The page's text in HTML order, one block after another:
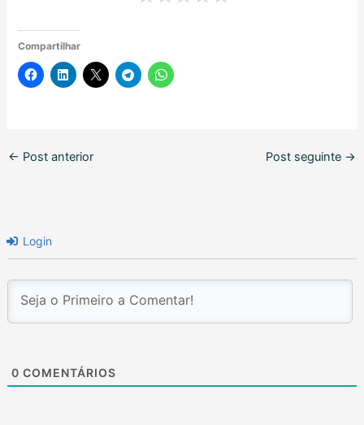
Compartilhar
← Post anterior Post seguinte →
Login
0 COMENTÁRIOS